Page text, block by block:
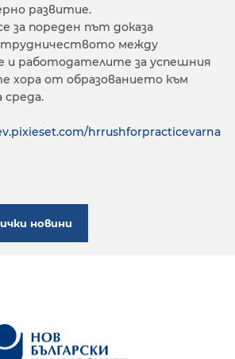
развитие.
за пореден път доказа
между
работодателите за успешния
хора от образованието към
среда.
hrrushforpracticevarna
новини